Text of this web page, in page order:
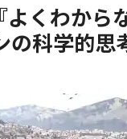
よくわか
の科学的